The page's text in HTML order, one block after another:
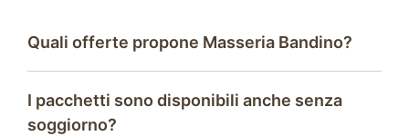
Quali offerte propone Masseria Bandino?
I pacchetti sono disponibili anche senza
soggiorno?